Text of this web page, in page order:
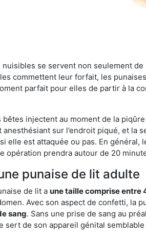
se servent non seulement
commettent leur forfait, les
parfait pour elles de partir à la
injectent au moment de la
sur l’endroit piqué, et la
elle est attaquée ou pas. En
opération prendra autour de 20
punaise de lit adulte
de lit a une taille comprise entre
Avec son aspect de confetti,
sang. Sans une prise de sang au
sert de son appareil génital